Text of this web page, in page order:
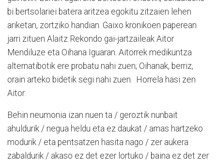
bi bertsolariei batera aritzea egokitu zitzaien lehen
ariketan, zortziko handian. Gaixo kronikoen paperean
jarri zituen Alaitz Rekondo gai-jartzaileak Aitor
Mendiluze eta Oihana Iguaran. Aitorrek medikuntza
alternatibotik ere probatu nahi zuen; Oihanak, berriz,
orain arteko bidetik segi nahi zuen. Horrela hasi zen
Aitor:
Behin neumonia izan nuen ta / geroztik nunbait
ahuldurik / negua heldu eta ez daukat / arnas hartzeko
modurik / eta pentsatzen hasita nago / zer aukera
zabaldurik / akaso ez det ezer lortuko / baina ez det zer